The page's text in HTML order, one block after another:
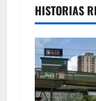
HISTORIAS